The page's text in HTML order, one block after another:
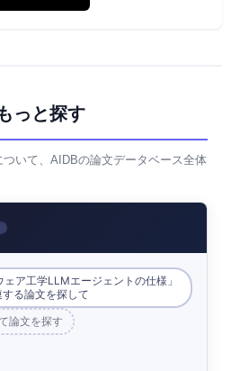
っと探す
いて、AIDBの論文データベース全体
ア工学LLMエージェントの仕様」
する論文を探して
論文を探す